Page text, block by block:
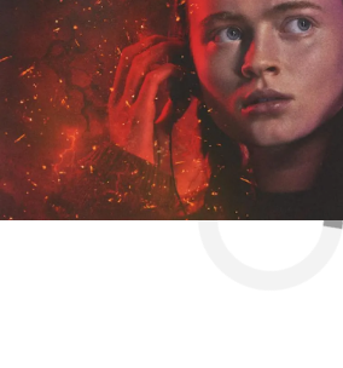
ObjetivoTV » Series